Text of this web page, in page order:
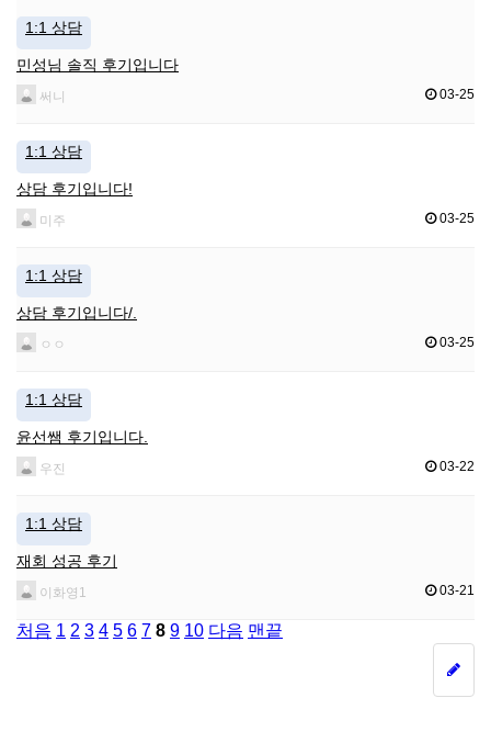
1:1 상담
민성님 솔직 후기입니다
써니 03-25
1:1 상담
상담 후기입니다!
미주 03-25
1:1 상담
상담 후기입니다/.
ㅇㅇ 03-25
1:1 상담
윤선쌤 후기입니다.
우진 03-22
1:1 상담
재회 성공 후기
이화영1 03-21
처음 1 2 3 4 5 6 7 8 9 10 다음 맨끝